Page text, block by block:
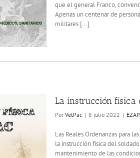
que el general Franco,
Apenas un centenar de
militares [...]
La instrucción física
Por VetPac | 8 julio 2022 |
Las Reales Ordenanzas para
la instrucción física del
mantenimiento de las